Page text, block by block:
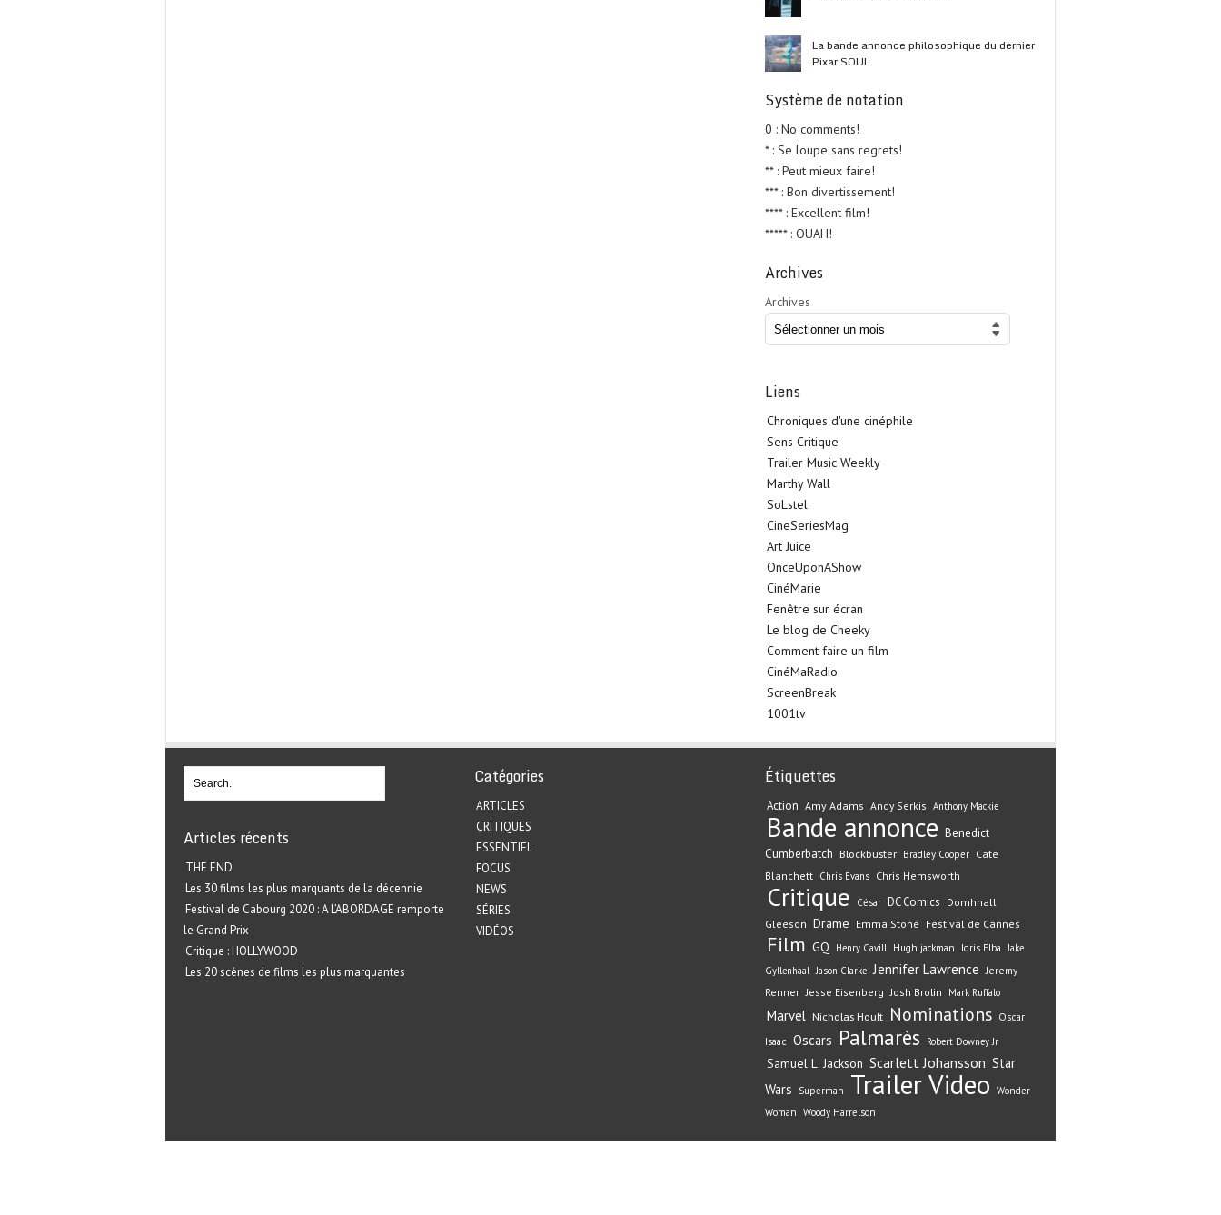
La bande annonce philosophique du dernier
Pixar SOUL
Système de notation
0 : No comments!
* : Se loupe sans regrets!
** : Peut mieux faire!
*** : Bon divertissement!
**** : Excellent film!
***** : OUAH!
Archives
Archives
Liens
Chroniques d'une cinéphile
Sens Critique
Trailer Music Weekly
Marthy Wall
SoLstel
CineSeriesMag
Art Juice
OnceUponAShow
CinéMarie
Fenêtre sur écran
Le blog de Cheeky
Comment faire un film
CinéMaRadio
ScreenBreak
1001tv
Articles récents
THE END
Les 30 films les plus marquants de la décennie
Festival de Cabourg 2020 : A L’ABORDAGE remporte
le Grand Prix
Critique : HOLLYWOOD
Les 20 scènes de films les plus marquantes
Catégories
ARTICLES
CRITIQUES
ESSENTIEL
FOCUS
NEWS
SÉRIES
VIDÉOS
Étiquettes
Action Amy Adams Andy Serkis Anthony Mackie
Bande annonce Benedict
Cumberbatch Blockbuster Bradley Cooper Cate
Blanchett Chris Evans Chris Hemsworth
Critique César DC Comics Domhnall
Gleeson Drame Emma Stone Festival de Cannes
Film GQ Henry Cavill Hugh jackman Idris Elba Jake
Gyllenhaal Jason Clarke Jennifer Lawrence Jeremy
Renner Jesse Eisenberg Josh Brolin Mark Ruffalo
Marvel Nicholas Hoult Nominations Oscar
Isaac Oscars Palmarès Robert Downey Jr
Samuel L. Jackson Scarlett Johansson Star
Wars
Superman TrailerVideo Wonder
Woman Woody Harrelson